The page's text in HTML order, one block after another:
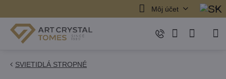
Môj účet
SVIETIDLÁ STROPNÉ